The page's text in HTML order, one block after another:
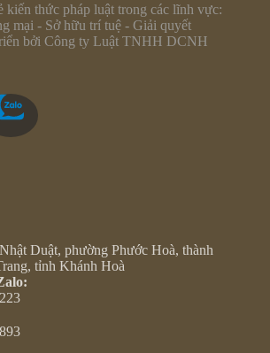
kiến thức pháp luật trong các lĩnh vực:
mại - Sở hữu trí tuệ - Giải quyết
bởi Công ty Luật TNHH DCNH
Duật, phường Phước Hoà, thành
tỉnh Khánh Hoà